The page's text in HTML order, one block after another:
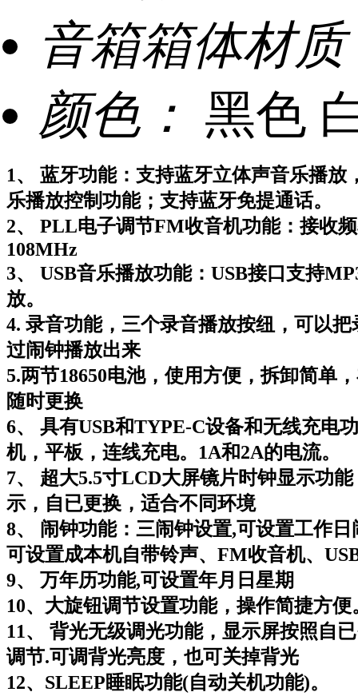
音箱箱体材质
颜色： 黑色
1、 蓝牙功能：支持蓝牙立体声音乐播放
乐播放控制功能；支持蓝牙免提通话。
2、 PLL电子调节FM收音机功能：接收
108MHz
3、 USB音乐播放功能：USB接口支持
放。
4. 录音功能，三个录音播放按纽，可以
过闹钟播放出来
5.两节18650电池，使用方便，拆卸简单
随时更换
6、 具有USB和TYPE-C设备和无线充电
机，平板，连线充电。1A和2A的电流。
7、 超大5.5寸LCD大屏镜片时钟显示功
示，自已更换，适合不同环境
8、 闹钟功能：三闹钟设置,可设置工作
可设置成本机自带铃声、FM收音机、
9、 万年历功能,可设置年月日星期
10、大旋钮调节设置功能，操作简捷方便
11、 背光无级调光功能，显示屏按照自
调节.可调背光亮度，也可关掉背光
12、SLEEP睡眠功能(自动关机功能)。